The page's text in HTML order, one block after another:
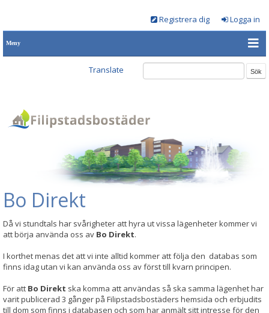
Logga in
Registrera dig
Meny
Translate
Bo Direkt
Då vi stundtals har svårigheter att hyra ut vissa lägenheter kommer vi
att börja använda oss av Bo Direkt.
I korthet menas det att vi inte alltid kommer att följa den databas som
finns idag utan vi kan använda oss av först till kvarn principen.
För att Bo Direkt ska komma att användas så ska samma lägenhet har
varit publicerad 3 gånger på Filipstadsbostäders hemsida och erbjudits
till dom som finns i databasen och som har anmält sitt intresse för den